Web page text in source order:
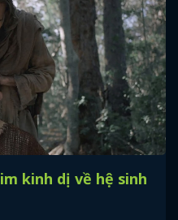
kinh dị về hệ sinh